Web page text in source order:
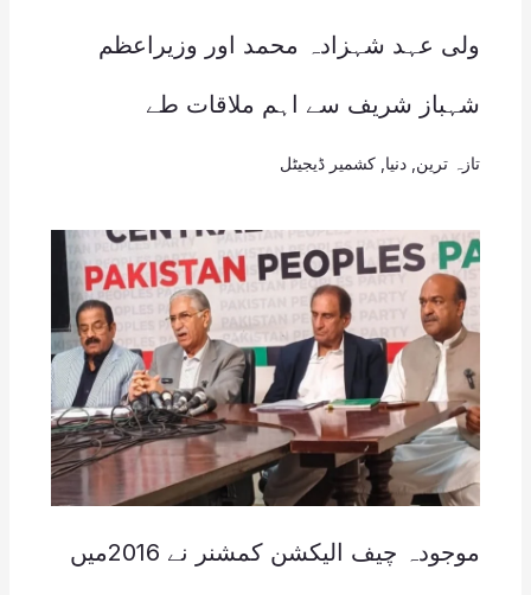
ولی عہد شہزادہ محمد اور وزیراعظم
شہباز شریف سے اہم ملاقات طے
تازہ ترین دنیا کشمیر ڈیجیٹل
موجودہ چیف الیکشن کمشنر نے 2016میں